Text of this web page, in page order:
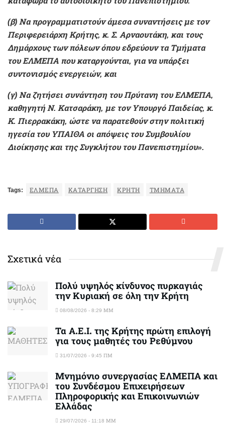
(β) Να προγραμματιστούν άμεσα συναντήσεις με τον
Περιφερειάρχη Κρήτης, κ. Σ. Αρναουτάκη, και τους
Δημάρχους των πόλεων όπου εδρεύουν τα Τμήματα
του ΕΛΜΕΠΑ που καταργούνται, για να υπάρξει
συντονισμός ενεργειών, και
(γ) Να ζητήσει συνάντηση του Πρύτανη του ΕΛΜΕΠΑ,
καθηγητή Ν. Κατσαράκη, με τον Υπουργό Παιδείας, κ.
Κ. Πιερρακάκη, ώστε να παρατεθούν στην πολιτική
ηγεσία του ΥΠΑΙΘΑ οι απόψεις του Συμβουλίου
Διοίκησης και της Συγκλήτου του Πανεπιστημίου».
Tags: ΕΛΜΕΠΑ ΚΑΤΆΡΓΗΣΗ ΚΡΉΤΗ ΤΜΉΜΑΤΑ
Σχετικά νέα
Πολύ υψηλός κίνδυνος πυρκαγιάς
την Κυριακή σε όλη την Κρήτη
08/08/2026 - 8:29 ΜΜ
Τα Α.Ε.Ι. της Κρήτης πρώτη επιλογή
για τους μαθητές του Ρεθύμνου
31/07/2026 - 9:45 ΠΜ
Μνημόνιο συνεργασίας ΕΛΜΕΠΑ και
του Συνδέσμου Επιχειρήσεων
Πληροφορικής και Επικοινωνιών
Ελλάδας
29/07/2026 - 11:18 ΜΜ